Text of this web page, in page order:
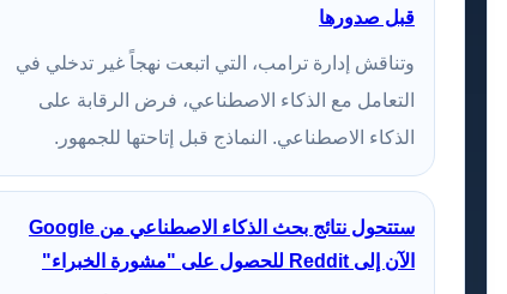
قبل صدورها
وتناقش إدارة ترامب، التي اتبعت نهجاً غير تدخلي في
التعامل مع الذكاء الاصطناعي، فرض الرقابة على
الذكاء الاصطناعي. النماذج قبل إتاحتها للجمهور.
ستتحول نتائج بحث الذكاء الاصطناعي من Google
الآن إلى Reddit للحصول على "مشورة الخبراء"